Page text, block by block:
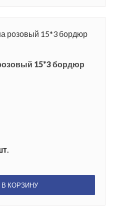
15*3 бордюр
КОРЗИНУ